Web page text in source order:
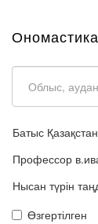
Батыс
Профессор
Нысан түрін
Өзгертілген